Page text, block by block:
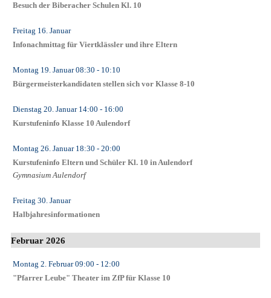
Besuch der Biberacher Schulen Kl. 10
Freitag 16. Januar
Infonachmittag für Viertklässler und ihre Eltern
Montag 19. Januar08:30 - 10:10
Bürgermeisterkandidaten stellen sich vor Klasse 8-10
Dienstag 20. Januar14:00 - 16:00
Kurstufeninfo Klasse 10 Aulendorf
Montag 26. Januar18:30 - 20:00
Kurstufeninfo Eltern und Schüler Kl. 10 in Aulendorf
Gymnasium Aulendorf
Freitag 30. Januar
Halbjahresinformationen
Februar 2026
Montag 2. Februar09:00 - 12:00
"Pfarrer Leube" Theater im ZfP für Klasse 10